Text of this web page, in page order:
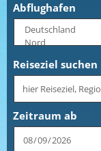
Abflughafen
Reiseziel suchen
Zeitraum ab